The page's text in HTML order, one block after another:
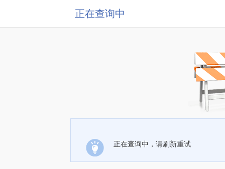
正在查询中
正在查询中，请刷新重试